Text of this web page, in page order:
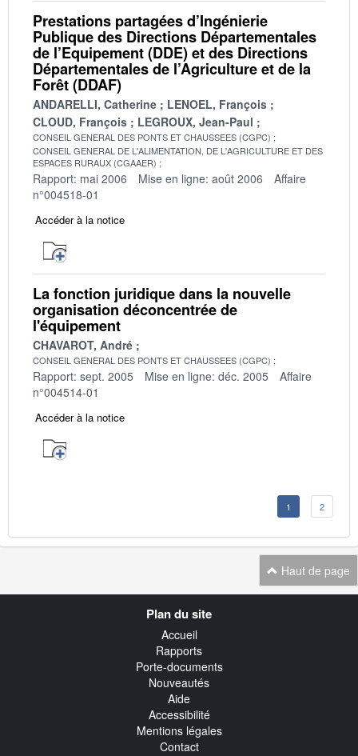
Prestations partagées d’Ingénierie
Publique des Directions Départementales
de l’Equipement (DDE) et des Directions
Départementales de l’Agriculture et de la
Forêt (DDAF)
ANDARELLI, Catherine
LENOEL, François
CLOUD, François
LEGROUX, Jean-Paul
CONSEIL GENERAL DES PONTS ET CHAUSSEES (CGPC)
CONSEIL GENERAL DE L'ALIMENTATION, DE L'AGRICULTURE ET DES
ESPACES RURAUX (CGAAER)
Rapport: mai 2006 Mise en ligne: août 2006
Affaire
n°004518-01
Accéder à la notice
La fonction juridique dans la nouvelle
organisation déconcentrée de
l'équipement
CHAVAROT, André
CONSEIL GENERAL DES PONTS ET CHAUSSEES (CGPC)
Rapport: sept. 2005 Mise en ligne: déc. 2005
Affaire
n°004514-01
Accéder à la notice
1 2
Haut de page
Plan du site
Accueil
Rapports
Porte-documents
Nouveautés
Aide
Accessibilité
Mentions légales
Contact